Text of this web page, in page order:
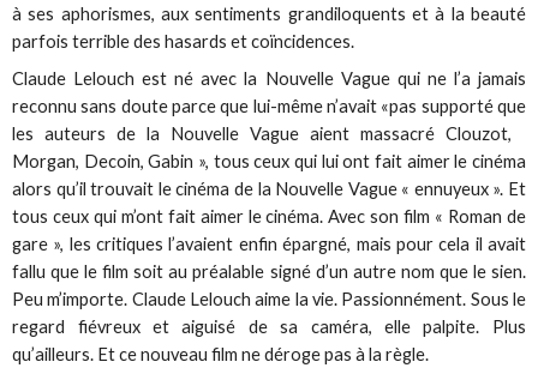
à ses aphorismes, aux sentiments grandiloquents et à la beauté
parfois terrible des hasards et coïncidences.
Claude Lelouch est né avec la Nouvelle Vague qui ne l’a jamais
reconnu sans doute parce que lui-même n’avait «pas supporté que
les auteurs de la Nouvelle Vague aient massacré Clouzot,
Morgan, Decoin, Gabin », tous ceux qui lui ont fait aimer le cinéma
alors qu’il trouvait le cinéma de la Nouvelle Vague « ennuyeux ». Et
tous ceux qui m’ont fait aimer le cinéma. Avec son film « Roman de
gare », les critiques l’avaient enfin épargné, mais pour cela il avait
fallu que le film soit au préalable signé d’un autre nom que le sien.
Peu m’importe. Claude Lelouch aime la vie. Passionnément. Sous le
regard fiévreux et aiguisé de sa caméra, elle palpite. Plus
qu’ailleurs. Et ce nouveau film ne déroge pas à la règle.